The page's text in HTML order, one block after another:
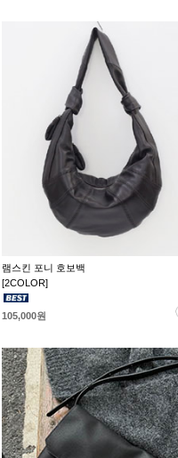
램스킨 포니 호보백
[2COLOR]
105,000원